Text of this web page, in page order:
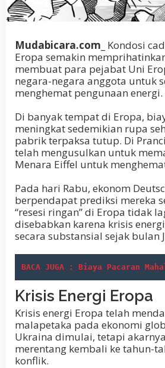
Mudabicara.com_ Kondosi
Eropa semakin
membuat para pejabat Uni
negara-negara anggota untuk
menghemat pengunaan energi.
Di banyak tempat di Eropa,
meningkat sedemikian rupa
pabrik terpaksa tutup. Di
telah mengusulkan untuk
Menara Eiffel untuk
Pada hari Rabu, ekonom
berpendapat prediksi mereka
“resesi ringan” di Eropa tidak
disebabkan karena krisis
secara substansial sejak bulan
BACA JUGA : Biaya Pacaran
Krisis Energi Eropa
Krisis energi Eropa telah
malapetaka pada ekonomi
Ukraina dimulai, tetapi
merentang kembali ke tahun-
konflik.